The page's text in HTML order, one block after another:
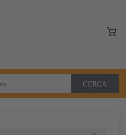
CERCA